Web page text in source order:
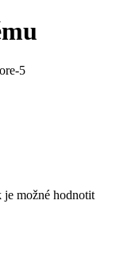
je možné hodnotit